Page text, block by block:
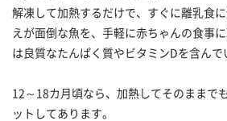
解凍して加熱するだけで、すぐに離乳食
えが面倒な魚を、手軽に赤ちゃんの食事
は良質なたんぱく質やビタミンDを含んで
12～18カ月頃なら、加熱してそのままで
ットしてあります。